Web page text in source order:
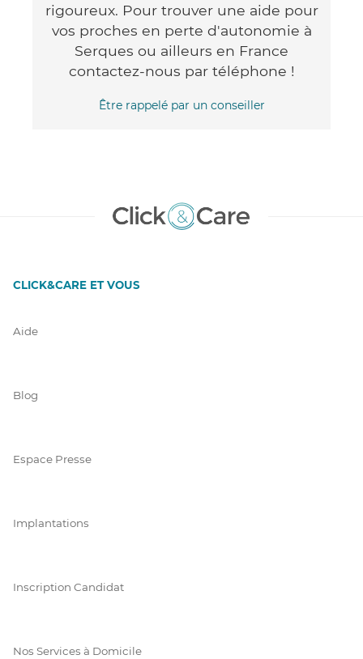
rigoureux. Pour trouver une aide pour
vos proches en perte d'autonomie à
Serques ou ailleurs en France
contactez-nous par téléphone !
Être rappelé par un conseiller
CLICK&CARE ET VOUS
Aide
Blog
Espace Presse
Implantations
Inscription Candidat
Nos Services à Domicile